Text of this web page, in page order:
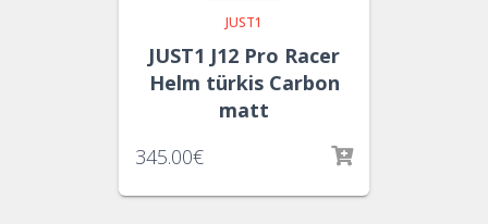
JUST1
JUST1 J12 Pro Racer
Helm türkis Carbon
matt
345.00€